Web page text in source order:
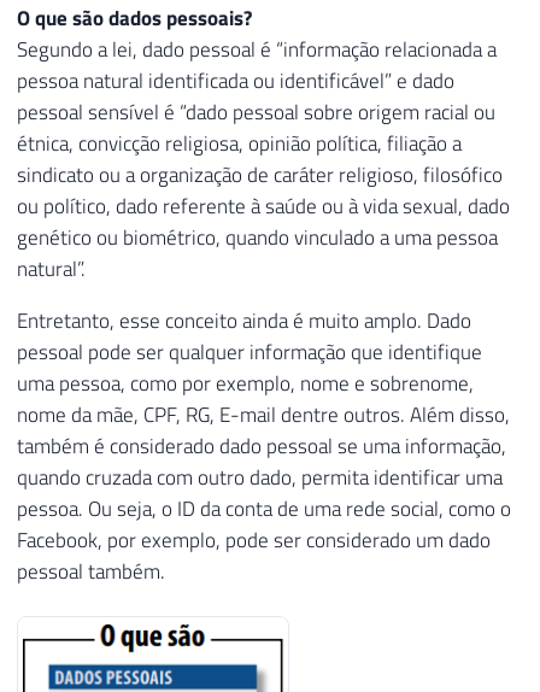
O que são dados pessoais?
Segundo a lei, dado pessoal é “informação relacionada a
pessoa natural identificada ou identificável” e dado
pessoal sensível é “dado pessoal sobre origem racial ou
étnica, convicção religiosa, opinião política, filiação a
sindicato ou a organização de caráter religioso, filosófico
ou político, dado referente à saúde ou à vida sexual, dado
genético ou biométrico, quando vinculado a uma pessoa
natural”.
Entretanto, esse conceito ainda é muito amplo. Dado
pessoal pode ser qualquer informação que identifique
uma pessoa, como por exemplo, nome e sobrenome,
nome da mãe, CPF, RG, E-mail dentre outros. Além disso,
também é considerado dado pessoal se uma informação,
quando cruzada com outro dado, permita identificar uma
pessoa. Ou seja, o ID da conta de uma rede social, como o
Facebook, por exemplo, pode ser considerado um dado
pessoal também.